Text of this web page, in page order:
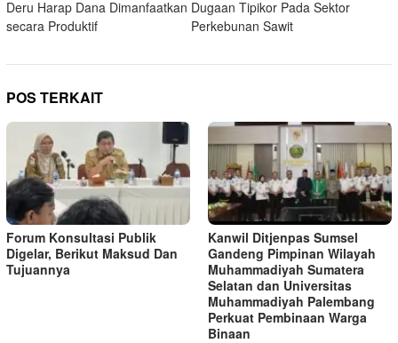
Deru Harap Dana Dimanfaatkan
secara Produktif
Dugaan Tipikor Pada Sektor
Perkebunan Sawit
POS TERKAIT
Forum Konsultasi Publik
Digelar, Berikut Maksud Dan
Tujuannya
Kanwil Ditjenpas Sumsel
Gandeng Pimpinan Wilayah
Muhammadiyah Sumatera
Selatan dan Universitas
Muhammadiyah Palembang
Perkuat Pembinaan Warga
Binaan